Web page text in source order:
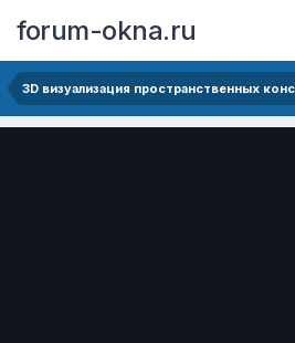
forum-okna.ru
3D визуализация пространственных